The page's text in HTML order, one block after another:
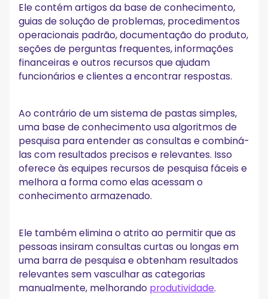
Ele contém artigos da base de conhecimento,
guias de solução de problemas, procedimentos
operacionais padrão, documentação do produto,
seções de perguntas frequentes, informações
financeiras e outros recursos que ajudam
funcionários e clientes a encontrar respostas.
Ao contrário de um sistema de pastas simples,
uma base de conhecimento usa algoritmos de
pesquisa para entender as consultas e combiná-
las com resultados precisos e relevantes. Isso
oferece às equipes recursos de pesquisa fáceis e
melhora a forma como elas acessam o
conhecimento armazenado.
Ele também elimina o atrito ao permitir que as
pessoas insiram consultas curtas ou longas em
uma barra de pesquisa e obtenham resultados
relevantes sem vasculhar as categorias
manualmente, melhorando produtividade.